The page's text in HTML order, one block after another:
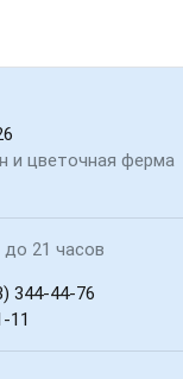
и цветочная ферма
21 часов
344-44-76
11